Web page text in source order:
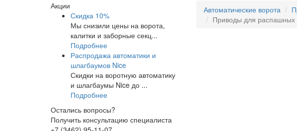
Автоматические ворота
Приводы для распашных
Акции
Скидка 10%
Мы снизили цены на ворота,
калитки и заборные секц...
Подробнее
Распродажа автоматики и
шлагбаумов Nice
Скидки на воротную автоматику
и шлагбаумы Nice до ...
Подробнее
Остались вопросы?
Получить консультацию специалиста